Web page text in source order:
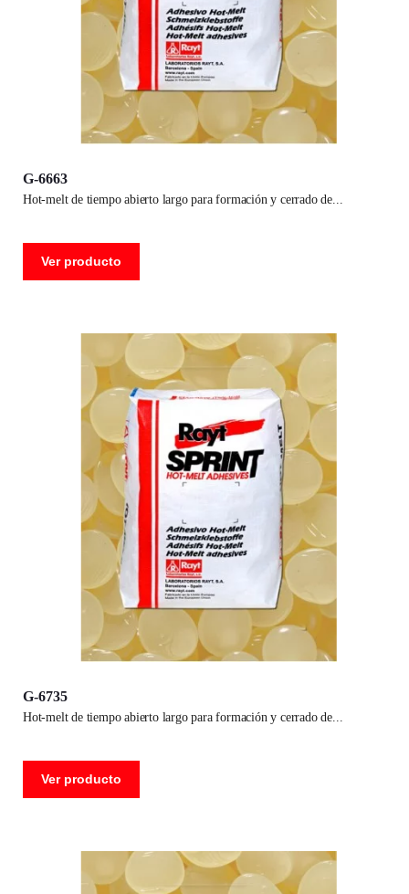
G-6663
hot-melt de tiempo abierto largo para formación y cerrado de
Ver producto
G-6735
hot-melt de tiempo abierto largo para formación y cerrado de
Ver producto